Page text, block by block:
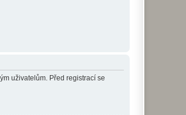
uživatelům. Před registrací se